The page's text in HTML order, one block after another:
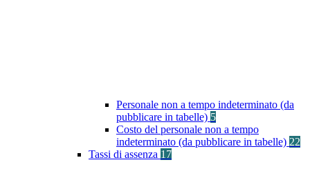
Personale non a tempo indeterminato (da
pubblicare in tabelle) 5
Costo del personale non a tempo
indeterminato (da pubblicare in tabelle) 22
Tassi di assenza 17